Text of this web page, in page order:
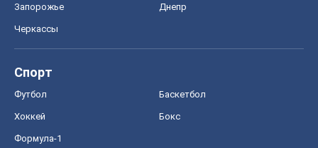
Запорожье Днепр
Черкассы
Спорт
Футбол Баскетбол
Хоккей Бокс
Формула-1